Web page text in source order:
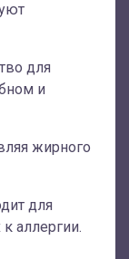
для
и
жирного
для
аллергии.